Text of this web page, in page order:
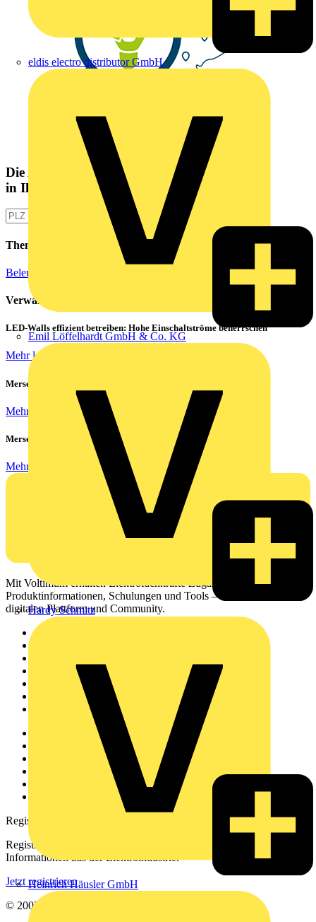
eldis electro distributor GmbH
Emil Löffelhardt GmbH & Co. KG
Hardy Schmitz
Heinrich Häusler GmbH
Die Altlampen Sammelstelle
in Ihrer Nähe
Themen
Beleuchtungstechnik
Verwandte Inhalte
LED-Walls effizient betreiben: Hohe Einschaltströme beherrschen
Mehr lesen
Mersen Blitz Überspannungsschutz für Photovoltaik & Wohnbau
Mehr lesen
Mersen ProGrid Lastschaltleisten
Mehr lesen
Mit Voltimum erhalten Elektrofachkräfte Zugang zu Branchennews,
Produktinformationen, Schulungen und Tools – alles auf einer
digitalen Plattform und Community.
Sitemap
Akademie
Produktsuche
Downloadbereich (PDFs)
Häufig gestellte Fragen
Registrierung
Registrieren Sie sich kostenlos und erhalten Sie stets aktuelle
Informationen aus der Elektroindustrie.
Jetzt registrieren
© 2002-